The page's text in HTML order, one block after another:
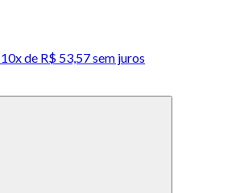
10x de R$ 53,57 sem juros